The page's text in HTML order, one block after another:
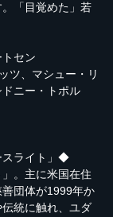
「目覚めた」若
セン
ツ、マシュー・リ
ニー・トポル
スライト」◆
。主に米国在住
団体が1999年か
統に触れ、ユダ